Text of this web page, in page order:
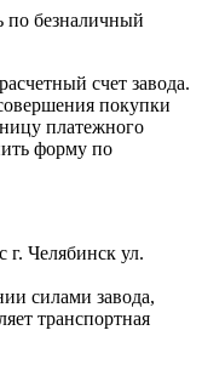
по безналичный
счет завода.
покупки
платежного
форму по
г. Челябинск ул.
силами завода,
транспортная